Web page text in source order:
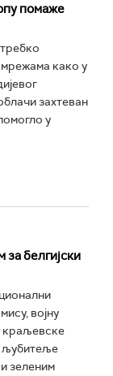
помаже
како у
захтеван
у
белгијски
војну
краљевске
љубитеље
зеленим